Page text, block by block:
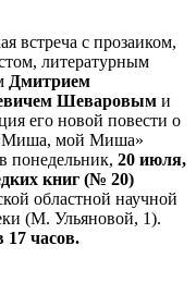
встреча с прозаиком,
литературным
Дмитрием
Шеваровым и
его новой повести о
«Миша, мой Миша»
понедельник, 20 июля,
книг (№ 20)
областной научной
(М. Ульяновой, 1).
17 часов.